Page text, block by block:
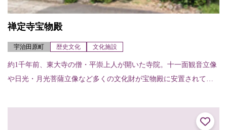
禅定寺宝物殿
宇治田原町 歴史文化 文化施設
約1千年前、東大寺の僧・平崇上人が開いた寺院。十一面観音立像
や日光・月光菩薩立像など多くの文化財が宝物殿に安置されてい
大涅槃図』が描かれ...